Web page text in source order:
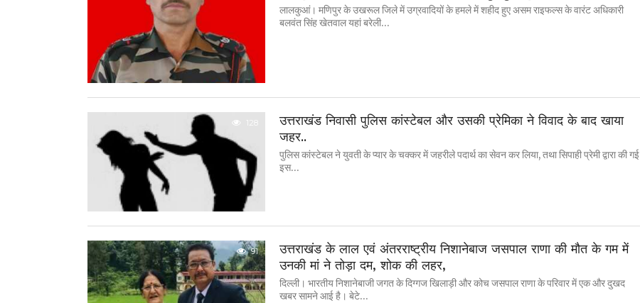
लालकुआं। मणिपुर के उखरूल जिले में उग्रवादियों के हमले में शहीद हुए असम राइफल्स के वारंट अधिकारी
बलवंत सिंह खेतवाल यहां बरेली...
128
उत्तराखंड निवासी पुलिस कांस्टेबल और उसकी प्रेमिका ने विवाद के बाद खाया
जहर..
पुलिस कांस्टेबल ने युवती के प्यार के चक्कर में जहरीले पदार्थ का सेवन कर लिया, तथा सिपाही प्रेमी द्वारा की गई
इस...
91
उत्तराखंड के लाल एवं अंतरराष्ट्रीय निशानेबाज जसपाल राणा की मौत के गम में
उनकी मां ने तोड़ा दम, शोक की लहर,
दिल्ली। भारतीय निशानेबाजी जगत के दिग्गज खिलाड़ी और कोच जसपाल राणा के परिवार में एक और दुखद
खबर सामने आई है। बेटे...